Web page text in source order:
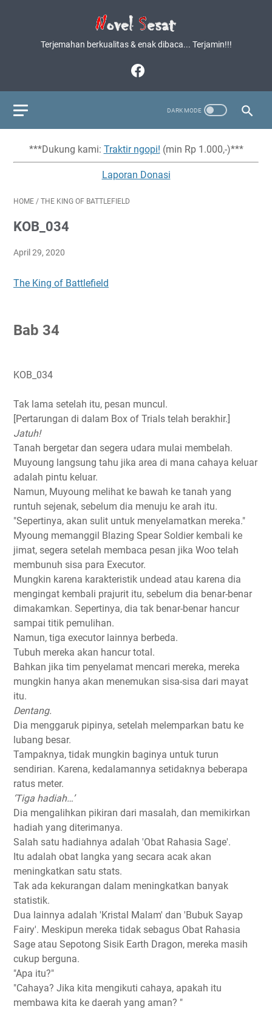
Terjemahan berkualitas & enak dibaca... Terjamin!!!
***Dukung kami: Traktir ngopi! (min Rp 1.000,-)***
Laporan Donasi
HOME / THE KING OF BATTLEFIELD
KOB_034
April 29, 2020
The King of Battlefield
Bab 34
KOB_034
Tak lama setelah itu, pesan muncul.
[Pertarungan di dalam Box of Trials telah berakhir.]
Jatuh!
Tanah bergetar dan segera udara mulai membelah.
Muyoung langsung tahu jika area di mana cahaya keluar
adalah pintu keluar.
Namun, Muyoung melihat ke bawah ke tanah yang
runtuh sejenak, sebelum dia menuju ke arah itu.
"Sepertinya, akan sulit untuk menyelamatkan mereka."
Myoung memanggil Blazing Spear Soldier kembali ke
jimat, segera setelah membaca pesan jika Woo telah
membunuh sisa para Executor.
Mungkin karena karakteristik undead atau karena dia
mengingat kembali prajurit itu, sebelum dia benar-benar
dimakamkan. Sepertinya, dia tak benar-benar hancur
sampai titik pemulihan.
Namun, tiga executor lainnya berbeda.
Tubuh mereka akan hancur total.
Bahkan jika tim penyelamat mencari mereka, mereka
mungkin hanya akan menemukan sisa-sisa dari mayat
itu.
Dentang.
Dia menggaruk pipinya, setelah melemparkan batu ke
lubang besar.
Tampaknya, tidak mungkin baginya untuk turun
sendirian. Karena, kedalamannya setidaknya beberapa
ratus meter.
‘Tiga hadiah…’
Dia mengalihkan pikiran dari masalah, dan memikirkan
hadiah yang diterimanya.
Salah satu hadiahnya adalah 'Obat Rahasia Sage'.
Itu adalah obat langka yang secara acak akan
meningkatkan satu stats.
Tak ada kekurangan dalam meningkatkan banyak
statistik.
Dua lainnya adalah 'Kristal Malam' dan 'Bubuk Sayap
Fairy'. Meskipun mereka tidak sebagus Obat Rahasia
Sage atau Sepotong Sisik Earth Dragon, mereka masih
cukup berguna.
"Apa itu?"
"Cahaya? Jika kita mengikuti cahaya, apakah itu
membawa kita ke daerah yang aman? "